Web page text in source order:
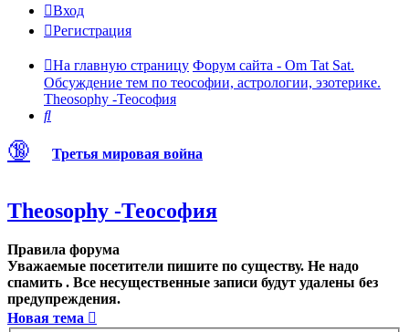
Вход
Регистрация
На главную страницу Форум сайта - Om Tat Sat.
Обсуждение тем по теософии, астрологии, эзотерике.
Theosophy -Теософия
Поиск
🔞 Третья мировая война
Theosophy -Теософия
Правила форума
Уважаемые посетители пишите по существу. Не надо
спамить . Все несущественные записи будут удалены без
предупреждения.
Новая тема